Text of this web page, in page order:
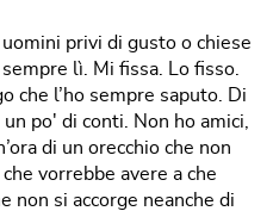
privi di gusto o chiese
lì. Mi fissa. Lo fisso.
che l’ho sempre saputo. Di
po' di conti. Non ho amici,
di un orecchio che non
vorrebbe avere a che
non si accorge neanche di